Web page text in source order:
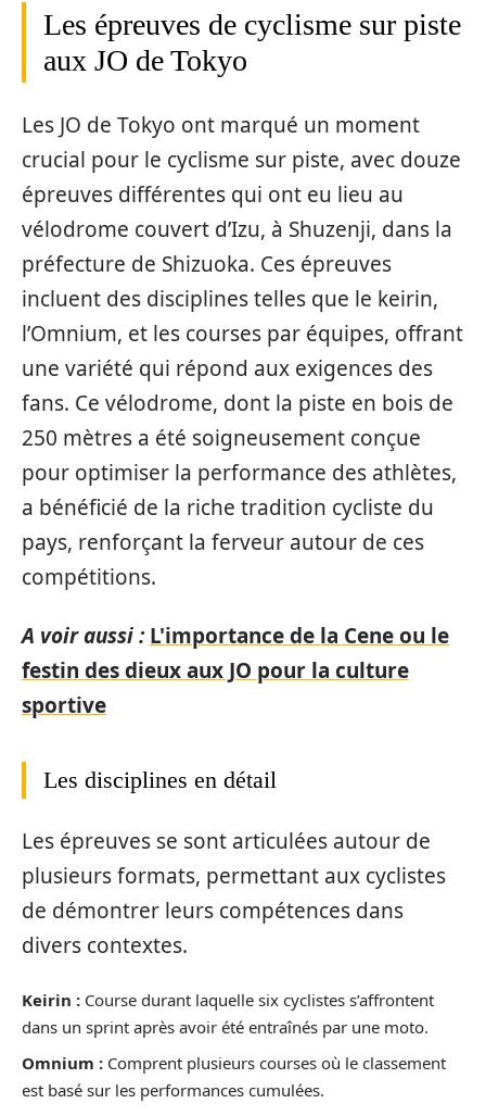
Les épreuves de cyclisme sur piste
aux JO de Tokyo
Les JO de Tokyo ont marqué un moment
crucial pour le cyclisme sur piste, avec douze
épreuves différentes qui ont eu lieu au
vélodrome couvert d’Izu, à Shuzenji, dans la
préfecture de Shizuoka. Ces épreuves
incluent des disciplines telles que le keirin,
l’Omnium, et les courses par équipes, offrant
une variété qui répond aux exigences des
fans. Ce vélodrome, dont la piste en bois de
250 mètres a été soigneusement conçue
pour optimiser la performance des athlètes,
a bénéficié de la riche tradition cycliste du
pays, renforçant la ferveur autour de ces
compétitions.
A voir aussi : L'importance de la Cene ou le
festin des dieux aux JO pour la culture
sportive
Les disciplines en détail
Les épreuves se sont articulées autour de
plusieurs formats, permettant aux cyclistes
de démontrer leurs compétences dans
divers contextes.
Keirin : Course durant laquelle six cyclistes s’affrontent
dans un sprint après avoir été entraînés par une moto.
Omnium : Comprent plusieurs courses où le classement
est basé sur les performances cumulées.